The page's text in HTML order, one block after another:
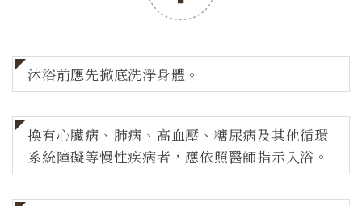
沐浴前應先撤底洗淨身體。
換有心臟病、肺病、高血壓、糖尿病及其他循環
系統障礙等慢性疾病者，應依照醫師指示入浴。